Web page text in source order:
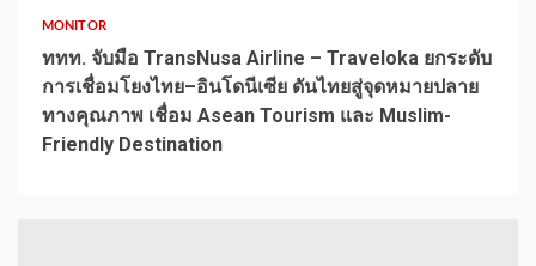
MONITOR
ททท. จับมือ TransNusa Airline – Traveloka ยกระดับ
การเชื่อมโยงไทย–อินโดนีเซีย ดันไทยสู่จุดหมายปลาย
ทางคุณภาพ เชื่อม Asean Tourism และ Muslim-
Friendly Destination